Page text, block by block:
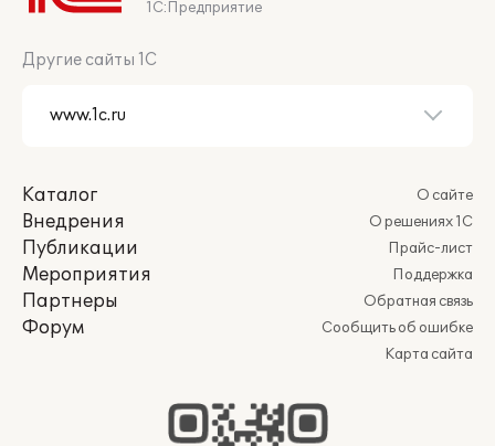
1С:Предприятие
Другие сайты 1С
Каталог
Внедрения
Публикации
Мероприятия
Партнеры
Форум
О сайте
О решениях 1С
Прайс-лист
Поддержка
Обратная связь
Сообщить об ошибке
Карта сайта